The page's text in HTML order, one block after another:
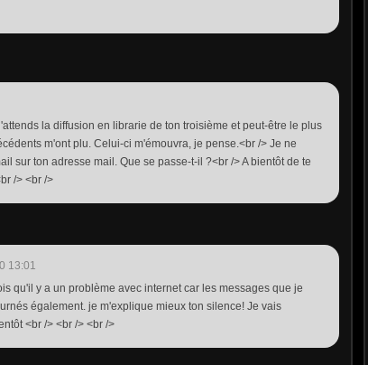
la diffusion en librarie de ton troisième et peut-être le plus
m'ont plu. Celui-ci m'émouvra, je pense.<br /> Je ne
sur ton adresse mail. Que se passe-t-il ?<br /> A bientôt de te
/> <br />
13:01
qu'il y a un problème avec internet car les messages que je
également. je m'explique mieux ton silence! Je vais
<br /> <br /> <br />